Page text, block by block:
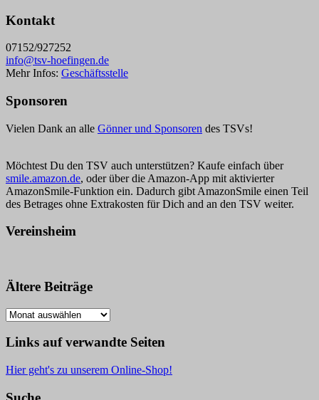
Kontakt
07152/927252
info@tsv-hoefingen.de
Mehr Infos: Geschäftsstelle
Sponsoren
Vielen Dank an alle Gönner und Sponsoren des TSVs!
Möchtest Du den TSV auch unterstützen? Kaufe einfach über
smile.amazon.de, oder über die Amazon-App mit aktivierter
AmazonSmile-Funktion ein. Dadurch gibt AmazonSmile einen Teil
des Betrages ohne Extrakosten für Dich and an den TSV weiter.
Vereinsheim
Ältere Beiträge
Ältere
Links auf verwandte Seiten
Hier geht's zu unserem Online-Shop!